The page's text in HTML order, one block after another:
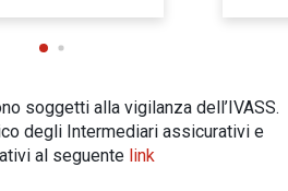
soggetti alla vigilanza dell’IVASS.
degli Intermediari assicurativi e
al seguente link